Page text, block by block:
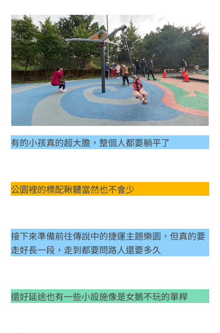
有的小孩真的超大膽，整個人都要躺平了
公園裡的標配鞦韆當然也不會少
接下來準備前往傳說中的捷運主題樂園，但真的要
走好長一段，走到都要問路人還要多久
還好延途也有一些小設施像是女鵝不玩的單桿